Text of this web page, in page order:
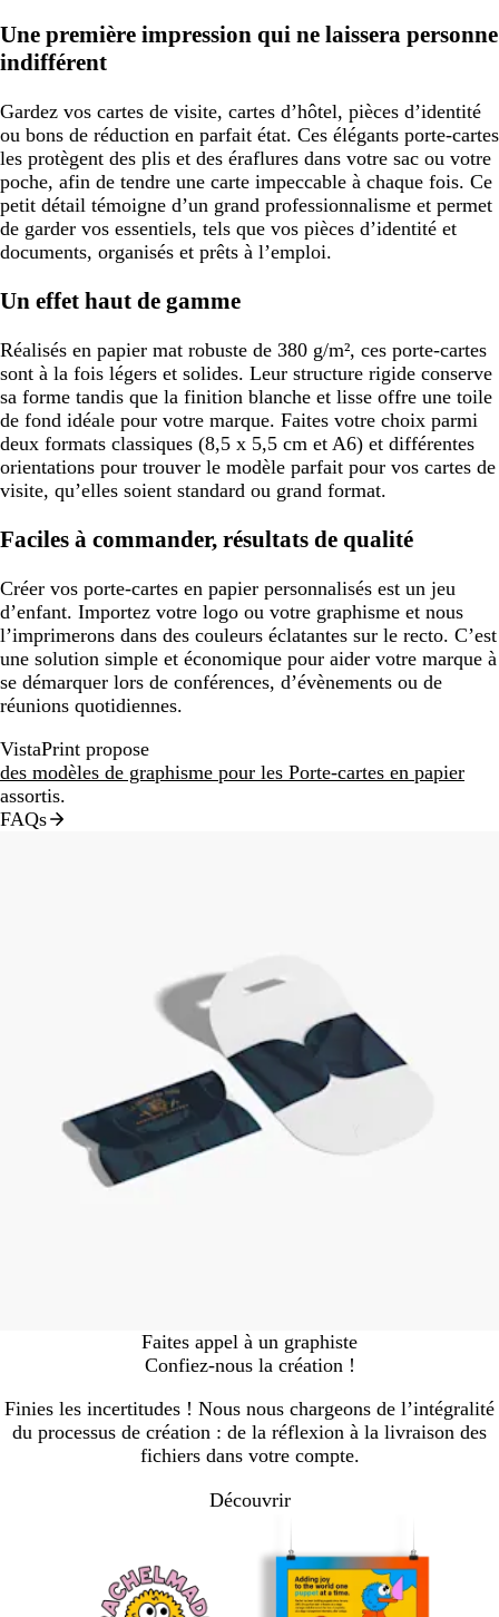
Une première impression qui ne laissera personne
indifférent
Gardez vos cartes de visite, cartes d’hôtel, pièces d’identité
ou bons de réduction en parfait état. Ces élégants porte-cartes
les protègent des plis et des éraflures dans votre sac ou votre
poche, afin de tendre une carte impeccable à chaque fois. Ce
petit détail témoigne d’un grand professionnalisme et permet
de garder vos essentiels, tels que vos pièces d’identité et
documents, organisés et prêts à l’emploi.
Un effet haut de gamme
Réalisés en papier mat robuste de 380 g/m², ces porte-cartes
sont à la fois légers et solides. Leur structure rigide conserve
sa forme tandis que la finition blanche et lisse offre une toile
de fond idéale pour votre marque. Faites votre choix parmi
deux formats classiques (8,5 x 5,5 cm et A6) et différentes
orientations pour trouver le modèle parfait pour vos cartes de
visite, qu’elles soient standard ou grand format.
Faciles à commander, résultats de qualité
Créer vos porte-cartes en papier personnalisés est un jeu
d’enfant. Importez votre logo ou votre graphisme et nous
l’imprimerons dans des couleurs éclatantes sur le recto. C’est
une solution simple et économique pour aider votre marque à
se démarquer lors de conférences, d’évènements ou de
réunions quotidiennes.
VistaPrint propose
des modèles de graphisme pour les Porte-cartes en papier
assortis.
FAQs
Faites appel à un graphiste
Confiez-nous la création !
Finies les incertitudes ! Nous nous chargeons de l’intégralité
du processus de création : de la réflexion à la livraison des
fichiers dans votre compte.
Découvrir